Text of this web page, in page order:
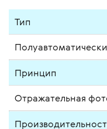
Тип
Принцип
Отражательная